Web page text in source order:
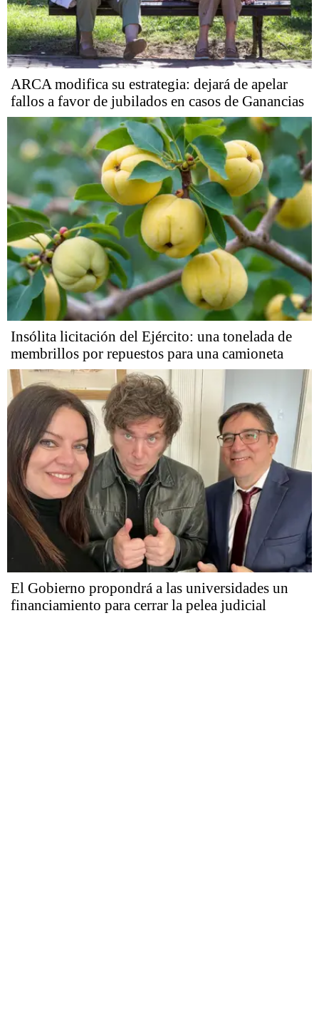
ARCA modifica su estrategia: dejará de apelar
fallos a favor de jubilados en casos de Ganancias
Insólita licitación del Ejército: una tonelada de
membrillos por repuestos para una camioneta
El Gobierno propondrá a las universidades un
financiamiento para cerrar la pelea judicial